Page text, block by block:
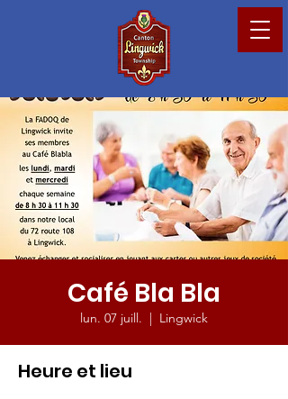
Café Bla Bla
lun. 07 juill.
  |
Lingwick
Heure et lieu